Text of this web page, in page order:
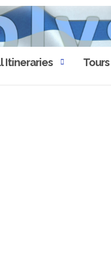
Itineraries Tours